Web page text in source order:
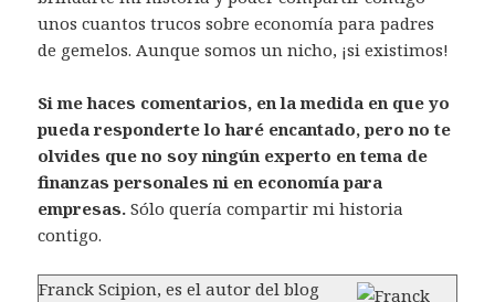
unos cuantos trucos sobre economía para padres
de gemelos. Aunque somos un nicho, ¡si existimos!
Si me haces comentarios, en la medida en que yo
pueda responderte lo haré encantado, pero no te
olvides que no soy ningún experto en tema de
finanzas personales ni en economía para
empresas. Sólo quería compartir mi historia
contigo.
Franck Scipion, es el autor del blog